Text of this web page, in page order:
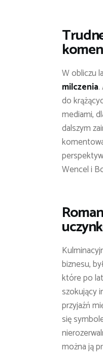
W obliczu
milczenia.
do
mediami,
dalszym
Wencel i
biznesu,
które po
szokujący
przyjaźń
się
można ją